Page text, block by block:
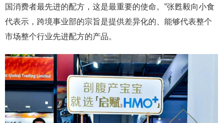
国消费者最先进的配方，这是最重要的使命。”张甦毅向小食
代表示，跨境事业部的宗旨是提供差异化的、能够代表整个
市场整个行业先进配方的产品。